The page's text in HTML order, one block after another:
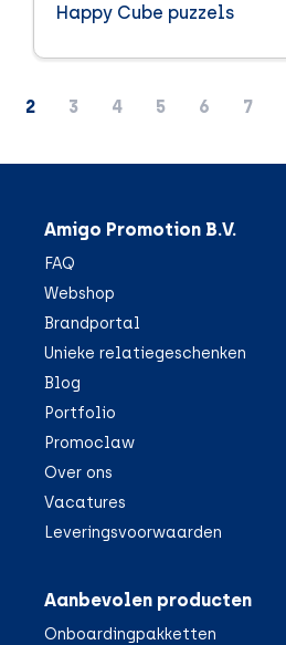
Happy Cube puzzels
2 3 4 5 6 7
Amigo Promotion B.V.
FAQ
Webshop
Brandportal
Unieke relatiegeschenken
Blog
Portfolio
Promoclaw
Over ons
Vacatures
Leveringsvoorwaarden
Aanbevolen producten
Onboardingpakketten